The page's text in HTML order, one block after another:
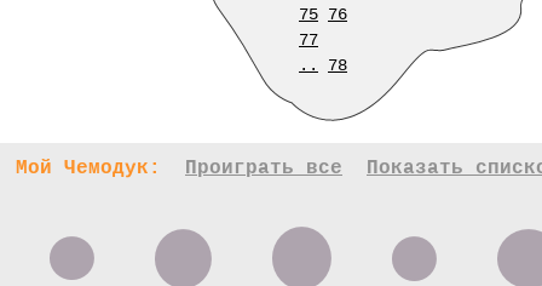
75 76
77
..
78
Мой Чемодук: Проиграть все Показать